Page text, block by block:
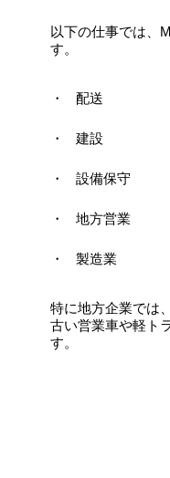
以下の仕事では、
す。
配送
建設
設備保守
地方営業
製造業
特に地方企業では、
古い営業車や軽ト
す。